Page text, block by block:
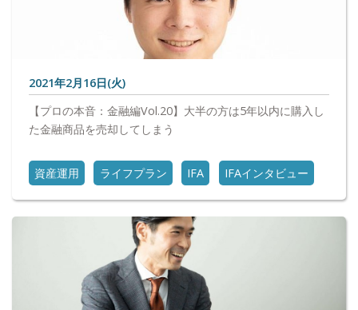
2021年2月16日(火)
【プロの本音：金融編Vol.20】大半の方は5年以内に購入し
た金融商品を売却してしまう
資産運用 ライフプラン IFA IFAインタビュー